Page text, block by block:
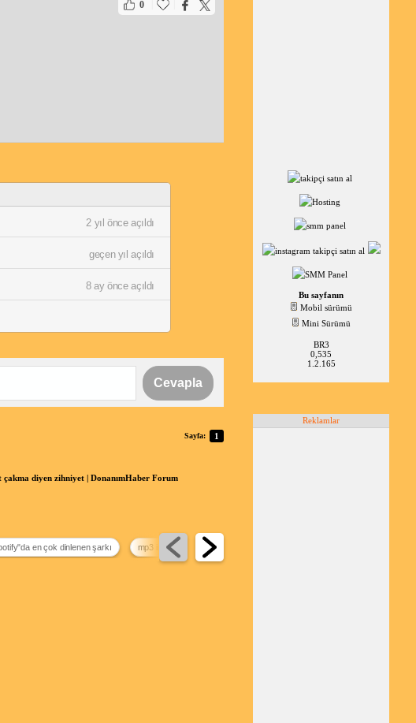
0
2 yıl önce açıldı
geçen yıl açıldı
8 ay önce açıldı
Cevapla
Sayfa: 1
diyen zihniyet | DonanımHaber Forum
en çok dinlenen şarkı mp3 indirme programı
Bu sayfanın
Mobil sürümü
Mini Sürümü
BR3
0,535
1.2.165
Reklamlar